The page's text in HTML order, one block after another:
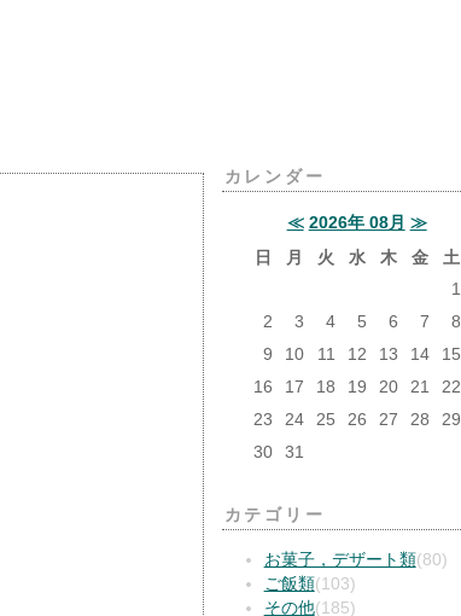
カレンダー
≪ 2026年 08月 ≫
日
月 火 水 木 金
土
1
2
3 4 5 6 7
8
9
10 11 12 13 14
15
16
17 18 19 20 21
22
23
24 25 26 27 28
29
30
31
カテゴリー
お菓子，デザート類(80)
ご飯類(103)
その他(185)